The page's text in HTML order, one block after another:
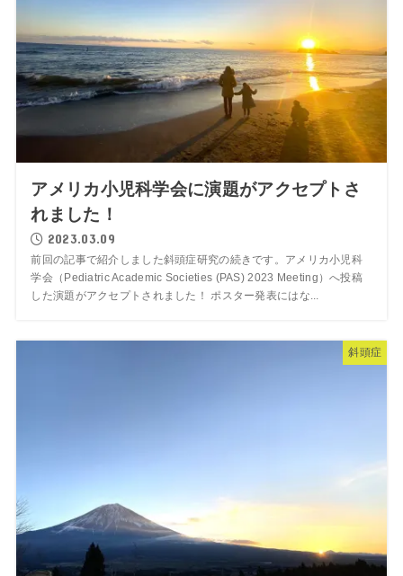
アメリカ小児科学会に演題がアクセプトさ
れました！
2023.03.09
前回の記事で紹介しました斜頭症研究の続きです。アメリカ小児科
学会（Pediatric Academic Societies (PAS) 2023 Meeting）へ投稿
した演題がアクセプトされました！ ポスター発表にはな...
斜頭症